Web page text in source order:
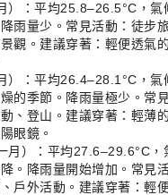
）：平均25.8–26.5°C，氣
雨量少。常見活動：徒步
觀。建議穿著：輕便透氣
）：平均26.4–28.1°C，氣
的季節。降雨量極少。常
、登山。建議穿著：輕薄
眼鏡。
月）：平均27.6–29.6°C，
。降雨量開始增加。常見
戶外活動。建議穿著：輕